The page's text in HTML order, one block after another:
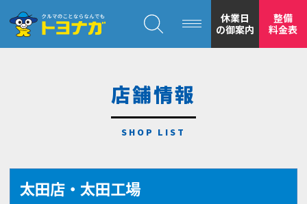
安心の
休業日
の御案内
整備
料金表
店舗情報
太田店・太田工場